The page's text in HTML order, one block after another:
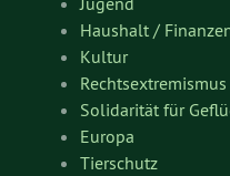
Haushalt /
Kultur
Rechtsextremismus
Solidarität für
Europa
Tierschutz